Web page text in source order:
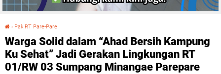
› Pak RT Pare-Pare
Warga Solid dalam “Ahad Bersih Kampung
Ku Sehat” Jadi Gerakan Lingkungan RT
01/RW 03 Sumpang Minangae Parepare